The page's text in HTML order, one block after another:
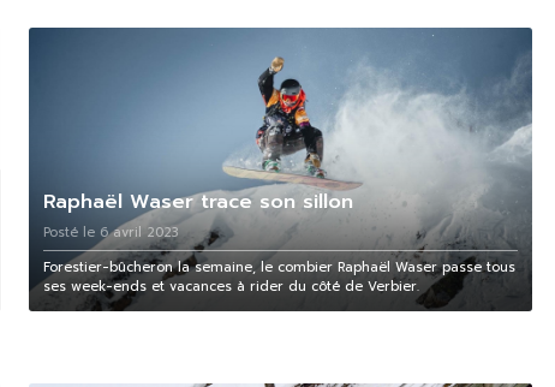
Raphaël Waser trace son sillon
Posté le 6 avril 2023
Forestier-bûcheron la semaine, le combier Raphaël Waser passe tous
ses week-ends et vacances à rider du côté de Verbier.